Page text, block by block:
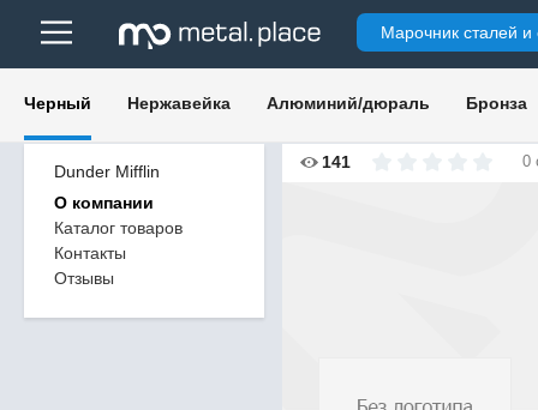
Марочник сталей и
Черный Нержавейка Алюминий/дюраль Бронза
Dunder Mifflin
О компании
Каталог товаров
Контакты
Отзывы
141 0